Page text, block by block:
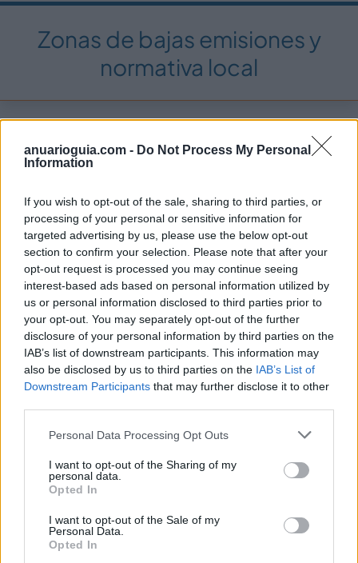
anuarioguia.com - Do Not Process My Personal
Information
If you wish to opt-out of the sale, sharing to third parties, or
processing of your personal or sensitive information for
targeted advertising by us, please use the below opt-out
section to confirm your selection. Please note that after your
opt-out request is processed you may continue seeing
interest-based ads based on personal information utilized by
us or personal information disclosed to third parties prior to
your opt-out. You may separately opt-out of the further
disclosure of your personal information by third parties on the
IAB’s list of downstream participants. This information may
also be disclosed by us to third parties on the IAB’s List of
Downstream Participants that may further disclose it to other
Personal Data Processing Opt Outs
I want to opt-out of the Sharing of my
personal data.
Opted In
I want to opt-out of the Sale of my
Personal Data.
Opted In
Zonas de bajas emisiones y
normativa local
que afectan especialmente a determinados
vehículos. Las zonas de bajas emisiones, los accesos
los conductores a revisar por dónde pueden circular
y en qué condiciones.
Una multa por acceder a una zona restringida,
estacionar incorrectamente o no cumplir con la
normativa puede convertirse en un gasto
inesperado. Además, si coincide con otros pagos del
mes, puede desajustar fácilmente la economía
doméstica.
El coste de no estar informado
por una conducta intencionada, sino por
desconocimiento. Circular por una zona no
permitida, no revisar la etiqueta ambiental o